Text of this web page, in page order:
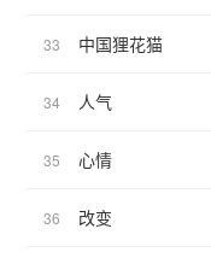
33 中国狸花猫
34 人气
35 心情
36 改变